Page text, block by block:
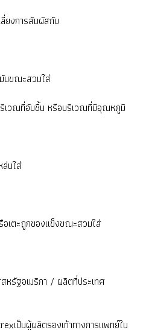
ยงการสัมผัสกับ
ำ
นขณะสวมใส่
ริเวณที่อับชื้น หรือบริเวณที่มีอุณหภูมิ
ง
ล่นใส่
า
เตะถูกของแข็งขณะสวมใส่
หรัฐอเมริกา / ผลิตที่ประเทศ
เป็นผู้ผลิตรองเท้าทางการแพทย์ใน